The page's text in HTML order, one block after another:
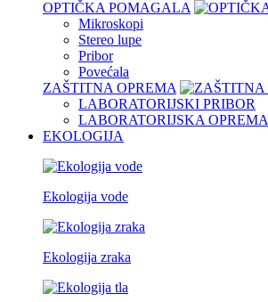
OPTIČKA POMAGALA
Mikroskopi
Stereo lupe
Pribor
Povećala
ZAŠTITNA OPREMA
LABORATORIJSKI PRIBOR
LABORATORIJSKA OPREMA
EKOLOGIJA
Ekologija vode
Ekologija zraka